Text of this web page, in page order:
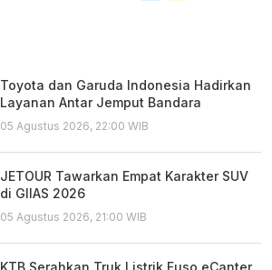
Toyota dan Garuda Indonesia Hadirkan
Layanan Antar Jemput Bandara
05 Agustus 2026, 22:00 WIB
JETOUR Tawarkan Empat Karakter SUV
di GIIAS 2026
05 Agustus 2026, 21:00 WIB